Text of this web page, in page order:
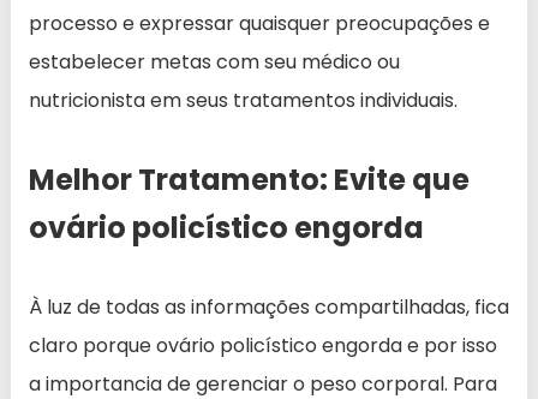
processo e expressar quaisquer preocupações e
estabelecer metas com seu médico ou
nutricionista em seus tratamentos individuais.
Melhor Tratamento: Evite que
ovário policístico engorda
À luz de todas as informações compartilhadas, fica
claro porque ovário policístico engorda e por isso
a importancia de gerenciar o peso corporal. Para